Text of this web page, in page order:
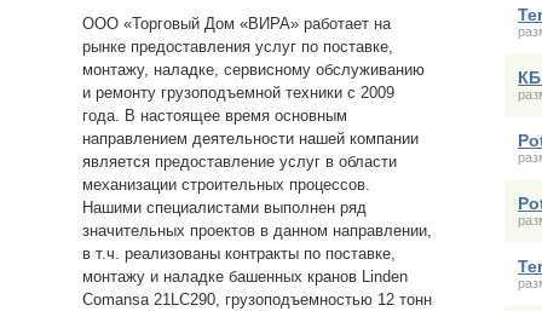
ООО «Торговый Дом «ВИРА» работает на
рынке предоставления услуг по поставке,
монтажу, наладке, сервисному обслуживанию
и ремонту грузоподъемной техники с 2009
года. В настоящее время основным
направлением деятельности нашей компании
является предоставление услуг в области
механизации строительных процессов.
Нашими специалистами выполнен ряд
значительных проектов в данном направлении,
в т.ч. реализованы контракты по поставке,
монтажу и наладке башенных кранов Linden
Comansa 21LC290, грузоподъемностью 12 тонн